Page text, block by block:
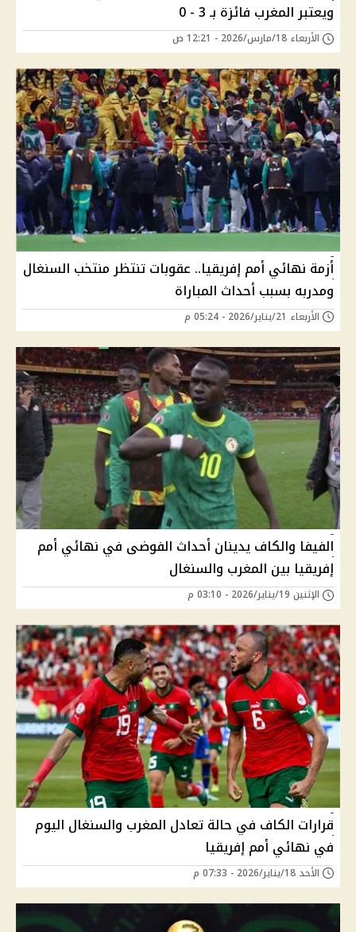
ويعتبر المغرب فائزة بـ 3 - 0
الأربعاء 18/مارس/2026 - 12:21 ص
أزمة نهائي أمم إفريقيا.. عقوبات تنتظر منتخب السنغال
ومدربه بسبب أحداث المباراة
الأربعاء 21/يناير/2026 - 05:24 م
الفيفا والكاف يدينان أحداث الفوضى في نهائي أمم
إفريقيا بين المغرب والسنغال
الإثنين 19/يناير/2026 - 03:10 م
قرارات الكاف في حالة تعادل المغرب والسنغال اليوم
في نهائي أمم إفريقيا
الأحد 18/يناير/2026 - 07:33 م